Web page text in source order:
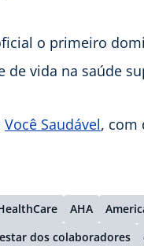
o primeiro
de vida na saúde
Você Saudável, com
AHA
dos colaboradores